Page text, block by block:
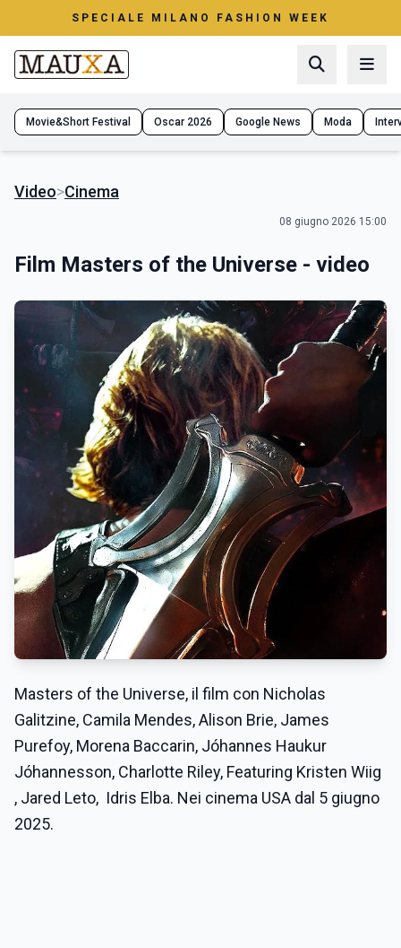
SPECIALE MILANO FASHION WEEK
Movie&Short Festival Oscar 2026 Google News Moda
Video>Cinema
08 giugno 2026 15:00
Film Masters of the Universe - video
Masters of the Universe, il film con Nicholas
Galitzine, Camila Mendes, Alison Brie, James
Purefoy, Morena Baccarin, Jóhannes Haukur
Jóhannesson, Charlotte Riley, Featuring Kristen Wiig
, Jared Leto, Idris Elba. Nei cinema USA dal 5 giugno
2025.